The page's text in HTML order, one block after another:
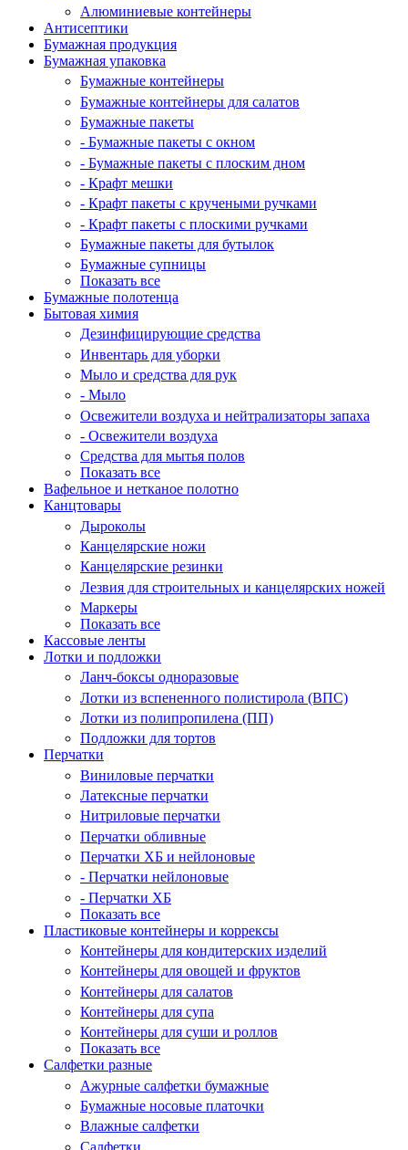
Алюминиевые контейнеры
Антисептики
Бумажная продукция
Бумажная упаковка
Бумажные контейнеры
Бумажные контейнеры для салатов
Бумажные пакеты
- Бумажные пакеты с окном
- Бумажные пакеты с плоским дном
- Крафт мешки
- Крафт пакеты с кручеными ручками
- Крафт пакеты с плоскими ручками
Бумажные пакеты для бутылок
Бумажные супницы
Показать все
Бумажные полотенца
Бытовая химия
Дезинфицирующие средства
Инвентарь для уборки
Мыло и средства для рук
- Мыло
Освежители воздуха и нейтрализаторы запаха
- Освежители воздуха
Средства для мытья полов
Показать все
Вафельное и нетканое полотно
Канцтовары
Дыроколы
Канцелярские ножи
Канцелярские резинки
Лезвия для строительных и канцелярских ножей
Маркеры
Показать все
Кассовые ленты
Лотки и подложки
Ланч-боксы одноразовые
Лотки из вспененного полистирола (ВПС)
Лотки из полипропилена (ПП)
Подложки для тортов
Перчатки
Виниловые перчатки
Латексные перчатки
Нитриловые перчатки
Перчатки обливные
Перчатки ХБ и нейлоновые
- Перчатки нейлоновые
- Перчатки ХБ
Показать все
Пластиковые контейнеры и коррексы
Контейнеры для кондитерских изделий
Контейнеры для овощей и фруктов
Контейнеры для салатов
Контейнеры для супа
Контейнеры для суши и роллов
Показать все
Салфетки разные
Ажурные салфетки бумажные
Бумажные носовые платочки
Влажные салфетки
Салфетки